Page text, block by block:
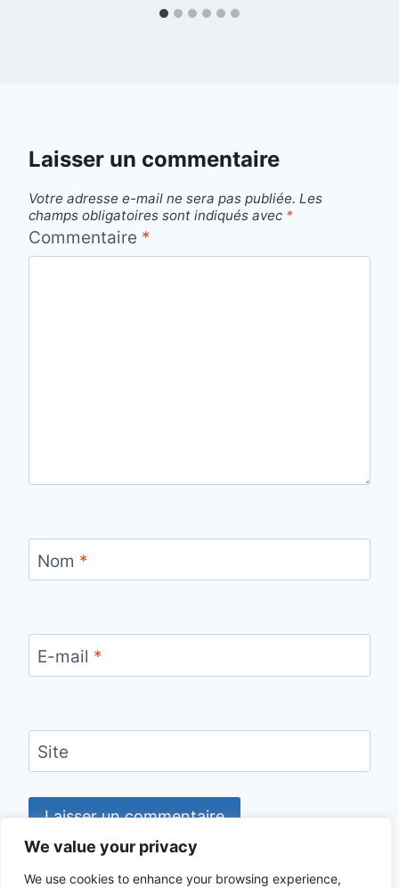
We value your privacy
We use cookies to enhance your browsing experience,
Laisser un commentaire
Votre adresse e-mail ne sera pas publiée. Les
champs obligatoires sont indiqués avec *
Commentaire *
Nom *
E-mail *
Site